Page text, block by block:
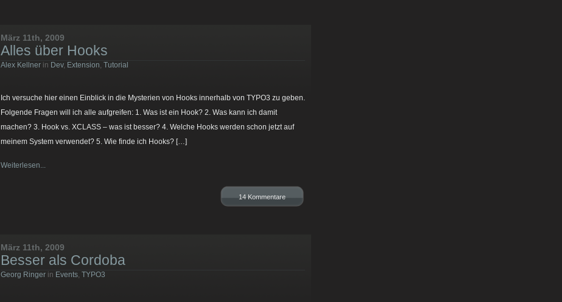
März 11th, 2009
Alles über Hooks
Alex Kellner in Dev, Extension, Tutorial
Ich versuche hier einen Einblick in die Mysterien von Hooks innerhalb von TYPO3 zu geben.
Folgende Fragen will ich alle aufgreifen: 1. Was ist ein Hook? 2. Was kann ich damit
machen? 3. Hook vs. XCLASS – was ist besser? 4. Welche Hooks werden schon jetzt auf
meinem System verwendet? 5. Wie finde ich Hooks? […]
Weiterlesen...
14 Kommentare
März 11th, 2009
Besser als Cordoba
Georg Ringer in Events, TYPO3